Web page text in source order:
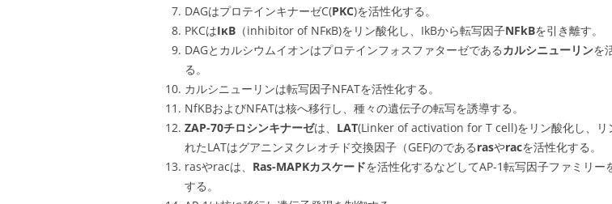
DAGはプロテインキナーゼC(PKC)を活性化する。
PKCはIκB （inhibitor of NFκB)をリン酸化し、IkBから転写因子NFkBを引き離す。
DAGとカルシウムイオンはプロテインフォスファターゼであるカルシニューリンを
る。
カルシニューリンは転写因子NFATを活性化する。
NfKBおよびNFATは核へ移行し、種々の遺伝子の転写を誘導する。
ZAP-70チロシンキナーゼは、 LAT(Linker of activation for T cell)をリン酸化し、リ
れたLATはグアニンヌクレオチド交換因子（GEF)のであるrasやracを活性化する。
rasやracは、 Ras-MAPKカスケードを活性化するなどしてAP-1転写因子ファミリー
する。